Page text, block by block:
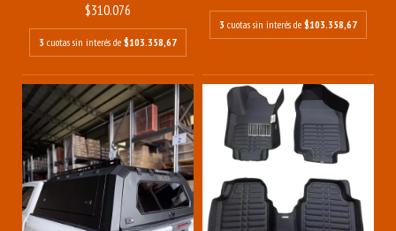
$310.076
3 cuotas sin interés de $103.358,67
3 cuotas sin interés de $103.358,67